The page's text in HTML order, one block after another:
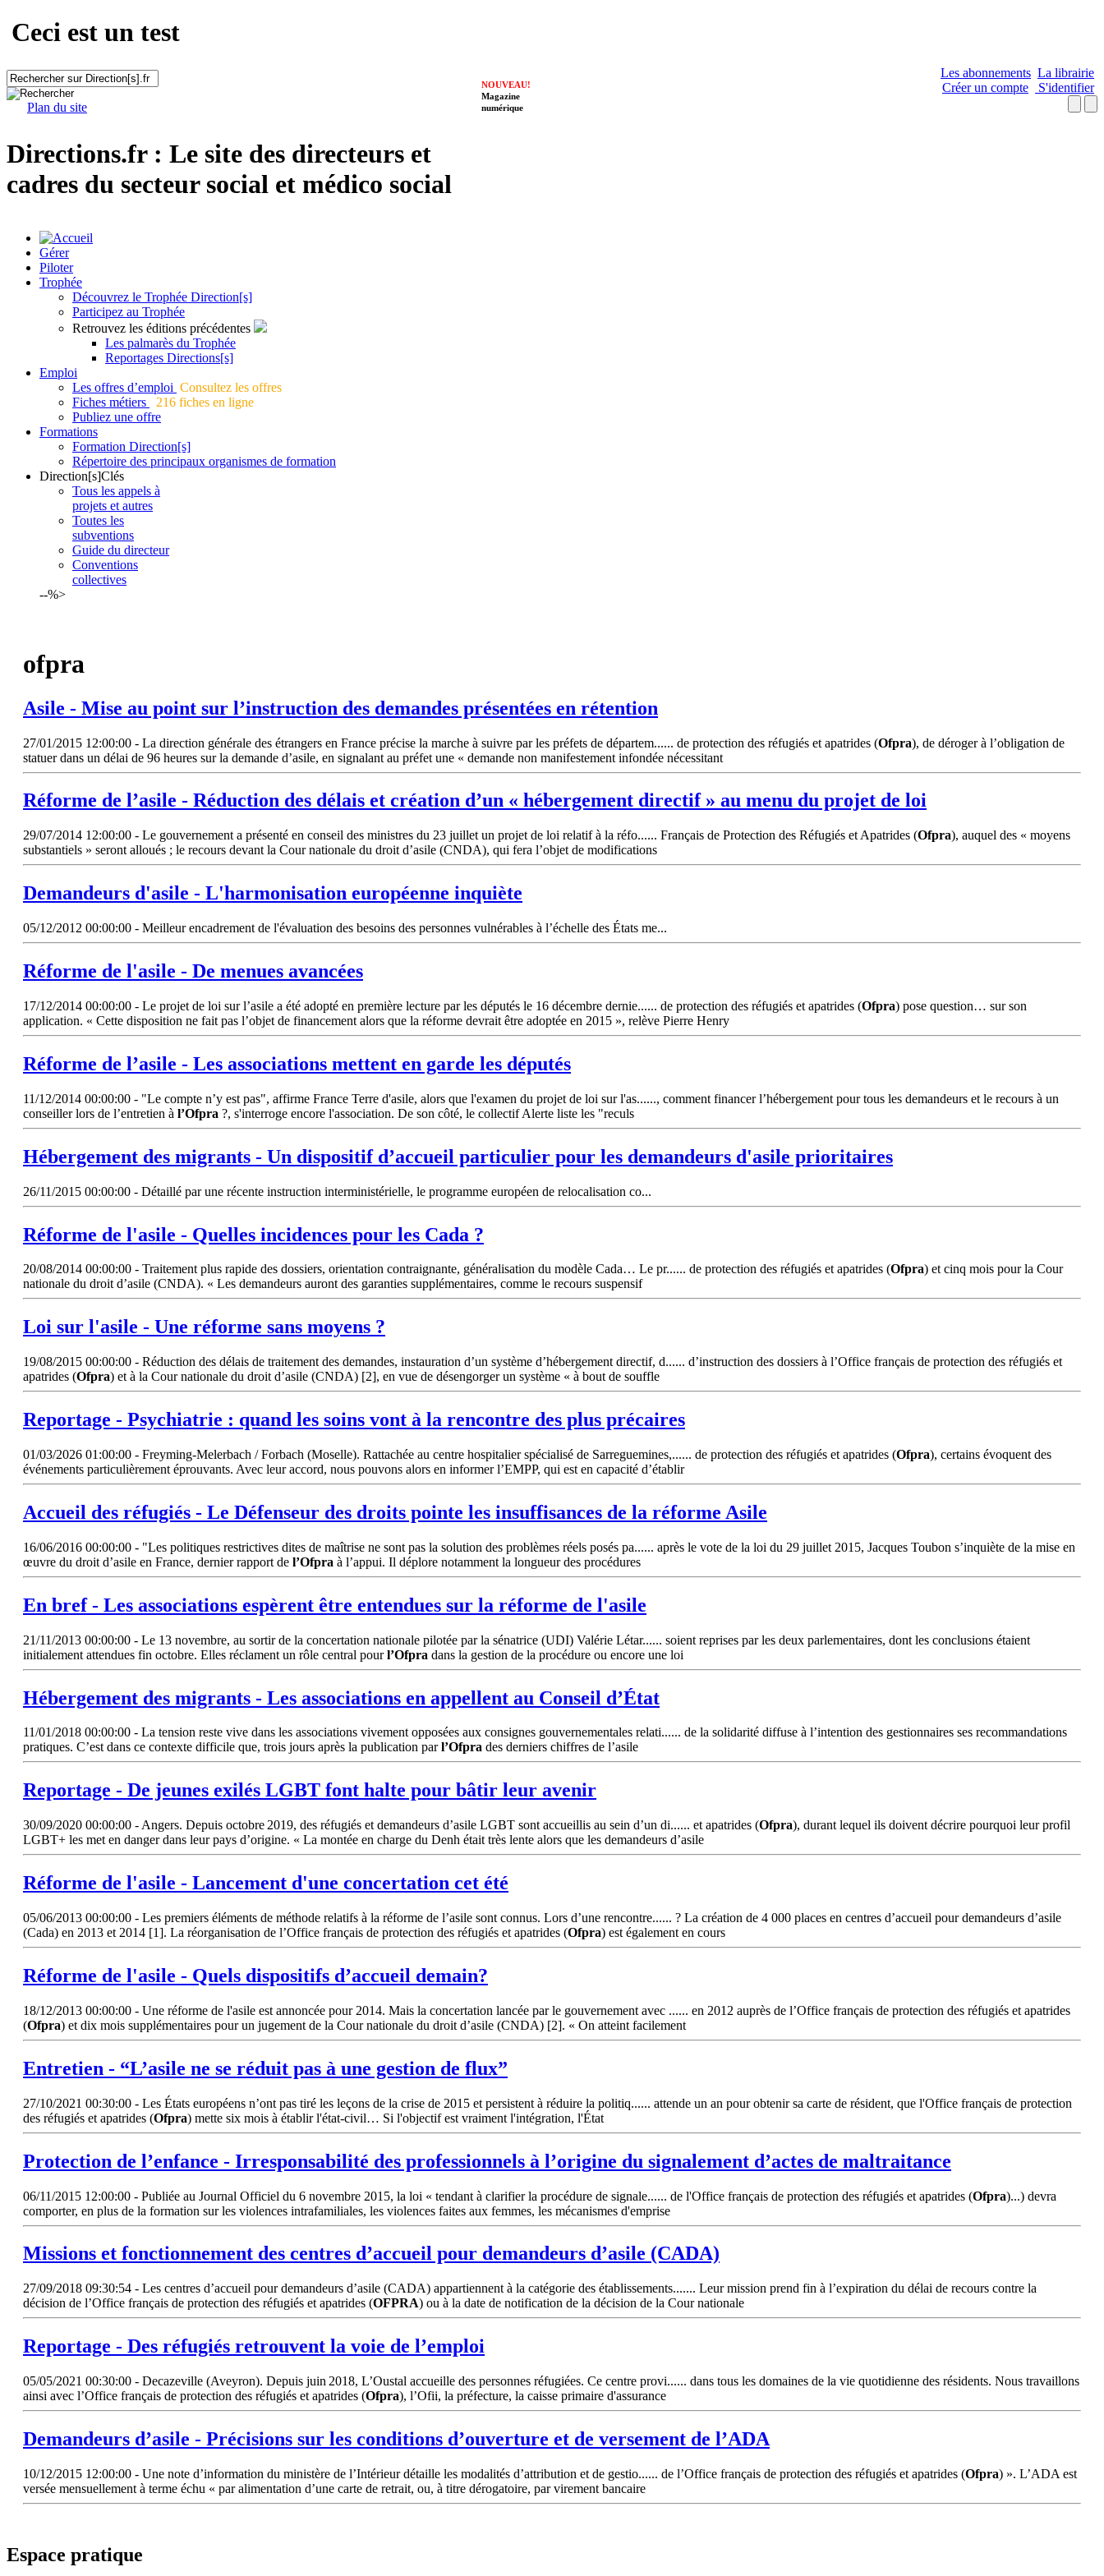
Ceci est un test
Plan du site
Les abonnements La librairie
Créer un compte
S'identifier
NOUVEAU!
Magazine
numérique
Directions.fr : Le site des directeurs et
cadres du secteur social et médico social
Gérer
Piloter
Trophée
Découvrez le Trophée Direction[s]
Participez au Trophée
Retrouvez les éditions précédentes
Les palmarès du Trophée
Reportages Directions[s]
Emploi
Les offres d’emploi Consultez les offres
Fiches métiers
216 fiches en ligne
Publiez une offre
Formations
Formation Direction[s]
Répertoire des principaux organismes de formation
Direction[s]Clés
Tous les appels à
projets et autres
Toutes les
subventions
Guide du directeur
Conventions
collectives
--%>
ofpra
Asile - Mise au point sur l’instruction des demandes présentées en rétention
27/01/2015 12:00:00 - La direction générale des étrangers en France précise la marche à suivre par les préfets de départem...... de protection des réfugiés et apatrides (Ofpra), de déroger à l’obligation de
statuer dans un délai de 96 heures sur la demande d’asile, en signalant au préfet une « demande non manifestement infondée nécessitant
Réforme de l’asile - Réduction des délais et création d’un « hébergement directif » au menu du projet de loi
29/07/2014 12:00:00 - Le gouvernement a présenté en conseil des ministres du 23 juillet un projet de loi relatif à la réfo...... Français de Protection des Réfugiés et Apatrides (Ofpra), auquel des « moyens
substantiels » seront alloués ; le recours devant la Cour nationale du droit d’asile (CNDA), qui fera l’objet de modifications
Demandeurs d'asile - L'harmonisation européenne inquiète
05/12/2012 00:00:00 - Meilleur encadrement de l'évaluation des besoins des personnes vulnérables à l’échelle des États me...
Réforme de l'asile - De menues avancées
17/12/2014 00:00:00 - Le projet de loi sur l’asile a été adopté en première lecture par les députés le 16 décembre dernie...... de protection des réfugiés et apatrides (Ofpra) pose question… sur son
application. « Cette disposition ne fait pas l’objet de financement alors que la réforme devrait être adoptée en 2015 », relève Pierre Henry
Réforme de l’asile - Les associations mettent en garde les députés
11/12/2014 00:00:00 - "Le compte n’y est pas", affirme France Terre d'asile, alors que l'examen du projet de loi sur l'as......, comment financer l’hébergement pour tous les demandeurs et le recours à un
conseiller lors de l’entretien à l’Ofpra ?, s'interroge encore l'association. De son côté, le collectif Alerte liste les "reculs
Hébergement des migrants - Un dispositif d’accueil particulier pour les demandeurs d'asile prioritaires
26/11/2015 00:00:00 - Détaillé par une récente instruction interministérielle, le programme européen de relocalisation co...
Réforme de l'asile - Quelles incidences pour les Cada ?
20/08/2014 00:00:00 - Traitement plus rapide des dossiers, orientation contraignante, généralisation du modèle Cada… Le pr...... de protection des réfugiés et apatrides (Ofpra) et cinq mois pour la Cour
nationale du droit d’asile (CNDA). « Les demandeurs auront des garanties supplémentaires, comme le recours suspensif
Loi sur l'asile - Une réforme sans moyens ?
19/08/2015 00:00:00 - Réduction des délais de traitement des demandes, instauration d’un système d’hébergement directif, d...... d’instruction des dossiers à l’Office français de protection des réfugiés et
apatrides (Ofpra) et à la Cour nationale du droit d’asile (CNDA) [2], en vue de désengorger un système « à bout de souffle
Reportage - Psychiatrie : quand les soins vont à la rencontre des plus précaires
01/03/2026 01:00:00 - Freyming-Melerbach / Forbach (Moselle). Rattachée au centre hospitalier spécialisé de Sarreguemines,...... de protection des réfugiés et apatrides (Ofpra), certains évoquent des
événements particulièrement éprouvants. Avec leur accord, nous pouvons alors en informer l’EMPP, qui est en capacité d’établir
Accueil des réfugiés - Le Défenseur des droits pointe les insuffisances de la réforme Asile
16/06/2016 00:00:00 - "Les politiques restrictives dites de maîtrise ne sont pas la solution des problèmes réels posés pa...... après le vote de la loi du 29 juillet 2015, Jacques Toubon s’inquiète de la mise en
œuvre du droit d’asile en France, dernier rapport de l’Ofpra à l’appui. Il déplore notamment la longueur des procédures
En bref - Les associations espèrent être entendues sur la réforme de l'asile
21/11/2013 00:00:00 - Le 13 novembre, au sortir de la concertation nationale pilotée par la sénatrice (UDI) Valérie Létar...... soient reprises par les deux parlementaires, dont les conclusions étaient
initialement attendues fin octobre. Elles réclament un rôle central pourl’Ofpra dans la gestion de la procédure ou encore une loi
Hébergement des migrants - Les associations en appellent au Conseil d’État
11/01/2018 00:00:00 - La tension reste vive dans les associations vivement opposées aux consignes gouvernementales relati...... de la solidarité diffuse à l’intention des gestionnaires ses recommandations
pratiques. C’est dans ce contexte difficile que, trois jours après la publication parl’Ofpra des derniers chiffres de l’asile
Reportage - De jeunes exilés LGBT font halte pour bâtir leur avenir
30/09/2020 00:00:00 - Angers. Depuis octobre 2019, des réfugiés et demandeurs d’asile LGBT sont accueillis au sein d’un di...... et apatrides (Ofpra), durant lequel ils doivent décrire pourquoi leur profil
LGBT+ les met en danger dans leur pays d’origine. « La montée en charge du Denh était très lente alors que les demandeurs d’asile
Réforme de l'asile - Lancement d'une concertation cet été
05/06/2013 00:00:00 - Les premiers éléments de méthode relatifs à la réforme de l’asile sont connus. Lors d’une rencontre...... ? La création de 4 000 places en centres d’accueil pour demandeurs d’asile
(Cada) en 2013 et 2014 [1]. La réorganisation de l’Office français de protection des réfugiés et apatrides (Ofpra) est également en cours
Réforme de l'asile - Quels dispositifs d’accueil demain?
18/12/2013 00:00:00 - Une réforme de l'asile est annoncée pour 2014. Mais la concertation lancée par le gouvernement avec ...... en 2012 auprès de l’Office français de protection des réfugiés et apatrides
(Ofpra) et dix mois supplémentaires pour un jugement de la Cour nationale du droit d’asile (CNDA) [2]. « On atteint facilement
Entretien - “L’asile ne se réduit pas à une gestion de flux”
27/10/2021 00:30:00 - Les États européens n’ont pas tiré les leçons de la crise de 2015 et persistent à réduire la politiq...... attende un an pour obtenir sa carte de résident, que l'Office français de protection
des réfugiés et apatrides (Ofpra) mette six mois à établir l'état-civil… Si l'objectif est vraiment l'intégration, l'État
Protection de l’enfance - Irresponsabilité des professionnels à l’origine du signalement d’actes de maltraitance
06/11/2015 12:00:00 - Publiée au Journal Officiel du 6 novembre 2015, la loi « tendant à clarifier la procédure de signale...... de l'Office français de protection des réfugiés et apatrides (Ofpra)...) devra
comporter, en plus de la formation sur les violences intrafamiliales, les violences faites aux femmes, les mécanismes d'emprise
Missions et fonctionnement des centres d’accueil pour demandeurs d’asile (CADA)
27/09/2018 09:30:54 - Les centres d’accueil pour demandeurs d’asile (CADA) appartiennent à la catégorie des établissements....... Leur mission prend fin à l’expiration du délai de recours contre la
décision de l’Office français de protection des réfugiés et apatrides (OFPRA) ou à la date de notification de la décision de la Cour nationale
Reportage - Des réfugiés retrouvent la voie de l’emploi
05/05/2021 00:30:00 - Decazeville (Aveyron). Depuis juin 2018, L’Oustal accueille des personnes réfugiées. Ce centre provi...... dans tous les domaines de la vie quotidienne des résidents. Nous travaillons
ainsi avec l’Office français de protection des réfugiés et apatrides (Ofpra), l’Ofii, la préfecture, la caisse primaire d'assurance
Demandeurs d’asile - Précisions sur les conditions d’ouverture et de versement de l’ADA
10/12/2015 12:00:00 - Une note d’information du ministère de l’Intérieur détaille les modalités d’attribution et de gestio...... de l’Office français de protection des réfugiés et apatrides (Ofpra) ». L’ADA est
versée mensuellement à terme échu « par alimentation d’une carte de retrait, ou, à titre dérogatoire, par virement bancaire
Espace pratique